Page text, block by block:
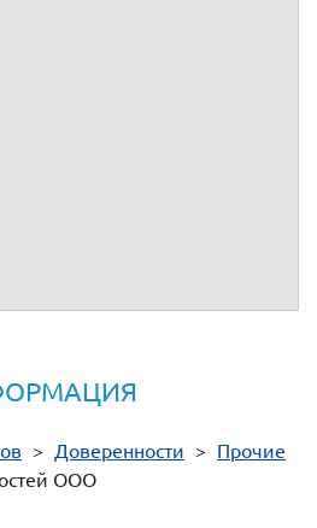
> Доверенности > Прочие
ООО